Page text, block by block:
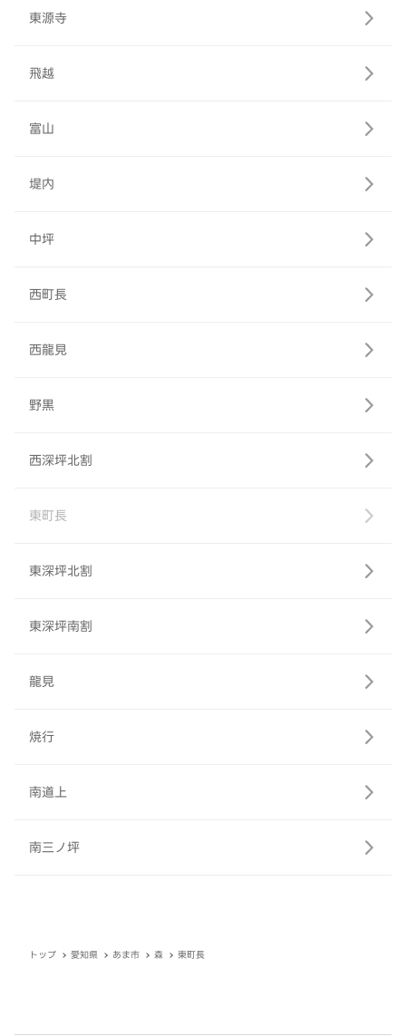
東源寺
飛越
富山
堤内
中坪
西町長
西龍見
野黒
西深坪北割
東町長
東深坪北割
東深坪南割
龍見
焼行
南道上
南三ノ坪
トップ 愛知県 あま市 森 東町長